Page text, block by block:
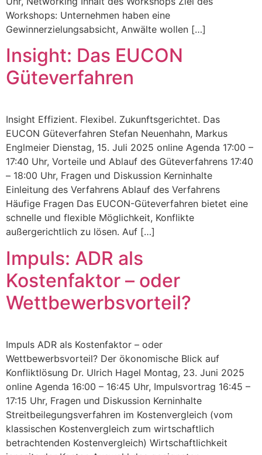
Workshops: Unternehmen haben eine
Gewinnerzielungsabsicht, Anwälte wollen […]
Insight: Das EUCON
Güteverfahren
Insight Effizient. Flexibel. Zukunftsgerichtet. Das
EUCON Güteverfahren Stefan Neuenhahn, Markus
Englmeier Dienstag, 15. Juli 2025 online Agenda 17:00 –
17:40 Uhr, Vorteile und Ablauf des Güteverfahrens 17:40
– 18:00 Uhr, Fragen und Diskussion Kerninhalte
Einleitung des Verfahrens Ablauf des Verfahrens
Häufige Fragen Das EUCON-Güteverfahren bietet eine
schnelle und flexible Möglichkeit, Konflikte
außergerichtlich zu lösen. Auf […]
Impuls: ADR als
Kostenfaktor – oder
Wettbewerbsvorteil?
Impuls ADR als Kostenfaktor – oder
Wettbewerbsvorteil? Der ökonomische Blick auf
Konfliktlösung Dr. Ulrich Hagel Montag, 23. Juni 2025
online Agenda 16:00 – 16:45 Uhr, Impulsvortrag 16:45 –
17:15 Uhr, Fragen und Diskussion Kerninhalte
Streitbeilegungsverfahren im Kostenvergleich (vom
klassischen Kostenvergleich zum wirtschaftlich
betrachtenden Kostenvergleich) Wirtschaftlichkeit